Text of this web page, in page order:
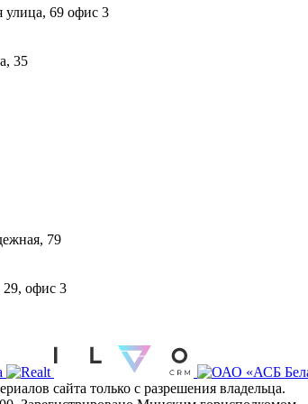
улица, 69 офис 3
35
79
29, офис 3
сайта только с разрешения владельца.